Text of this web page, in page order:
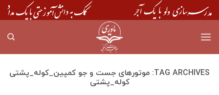
Skip
to
TAG ARCHIVES: موتورهای جست و جو کمپین_کوله_پشتی
کوله_پشتی